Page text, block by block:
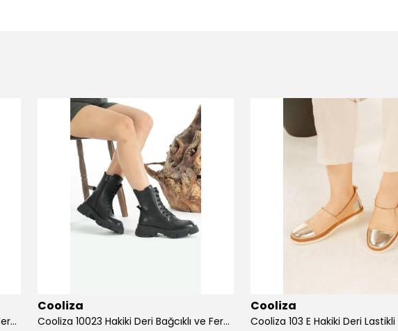
Cooliza 10023 Hakiki Deri Bağcıklı ve Fermuarlı Rahat Kadın Bot Ayakkabı - Ekru
Cooliza
Cooliza 10023 Hakiki Deri Bağcıklı ve Fermuarlı Rahat Kadın Bot Ayakkabı - Siyah
Cooliza